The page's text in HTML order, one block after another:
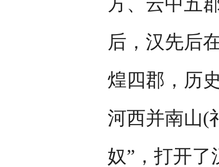
后，汉先后
煌四郡，历
河西并南山(
奴”，打开